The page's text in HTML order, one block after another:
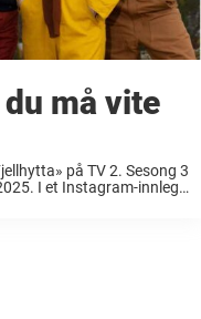
må vite
på TV 2. Sesong 3
I et Instagram-innlegg